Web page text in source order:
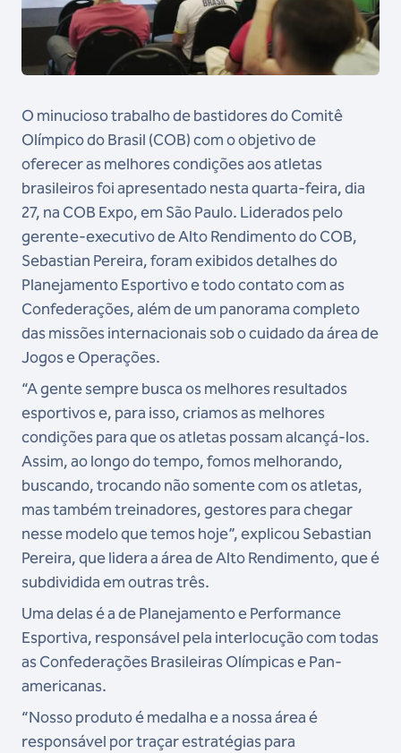
O minucioso trabalho de bastidores do Comitê
Olímpico do Brasil (COB) com o objetivo de
oferecer as melhores condições aos atletas
brasileiros foi apresentado nesta quarta-feira, dia
27, na COB Expo, em São Paulo. Liderados pelo
gerente-executivo de Alto Rendimento do COB,
Sebastian Pereira, foram exibidos detalhes do
Planejamento Esportivo e todo contato com as
Confederações, além de um panorama completo
das missões internacionais sob o cuidado da área de
Jogos e Operações.
“A gente sempre busca os melhores resultados
esportivos e, para isso, criamos as melhores
condições para que os atletas possam alcançá-los.
Assim, ao longo do tempo, fomos melhorando,
buscando, trocando não somente com os atletas,
mas também treinadores, gestores para chegar
nesse modelo que temos hoje”, explicou Sebastian
Pereira, que lidera a área de Alto Rendimento, que é
subdividida em outras três.
Uma delas é a de Planejamento e Performance
Esportiva, responsável pela interlocução com todas
as Confederações Brasileiras Olímpicas e Pan-
americanas.
“Nosso produto é medalha e a nossa área é
responsável por traçar estratégias para